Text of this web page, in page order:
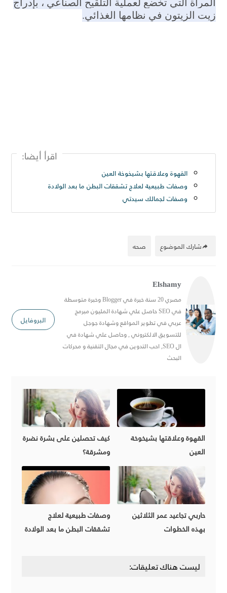
زيت الزيتون في نظامها الغذائي.
اقرأ أيضا:
القهوة وعلاقتها بشيخوخة العين
وصفات طبيعية لعلاج تشققات البطن ما بعد الولادة
وصفات لجمالك سيدتي
صحه شارك الموضوع
Elshamy
مصري 20 سنة خبرة في Blogger وخبرة متوسطة
في SEO حاصل علي شهادة المليون مبرمج
عربي في تطوير المواقع وشهادة جوجل
للتسويق الالكتروني , وحاصل علي شهادة في
ال SEO, احب التدوين في مجال التقنية و محركات
البحث
البروفايل
كيف تحصلين على بشرة نضرة
ومشرقة؟
القهوة وعلاقتها بشيخوخة
العين
وصفات طبيعية لعلاج
تشققات البطن ما بعد الولادة
حاربي تجاعيد عمر الثلاثين
بهذه الخطوات
ليست هناك تعليقات: